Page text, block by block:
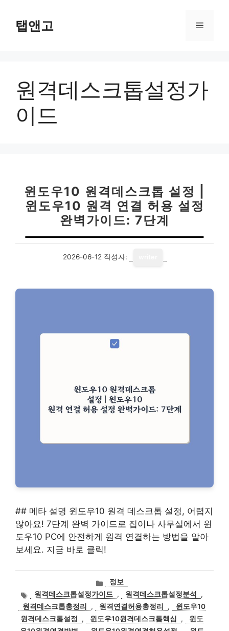
탭앤고 메
원격데스크톱설정가
이드
윈도우10 원격데스크톱 설정 |
윈도우10 원격 연결 허용 설정
완벽가이드: 7단계
2026-06-12 작성자:
## 메타 설명 윈도우10 원격 데스크톱 설정, 어렵지
않아요! 7단계 완벽 가이드로 집이나 사무실에서 윈
도우10 PC에 안전하게 원격 연결하는 방법을 알아
보세요. 지금 바로 클릭!
카
테
고
리
정보
태
그
원격데스크톱설정가이드 , 원격데스크톱설정분석
,
원격데스크톱총정리
, 원격연결허용총정리 ,
윈도우10
원격데스크톱설정
, 윈도우10원격데스크톱핵심 ,
윈도